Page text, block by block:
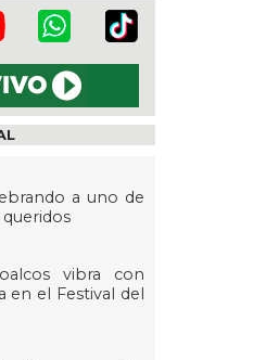
a uno de
vibra con
en el Festival del